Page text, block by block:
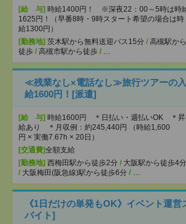
[給 与] 時給1400円！ ※深夜22：00～5時は時
1625円！（早番8時・9時スタート希望の場合は時
給1300円）
[勤務地] 茨木駅から無料送迎バス15分 / 高槻駅から
徒歩 / 高槻市駅から徒歩 / …
≪残業なし×電話なし≫旅行ツアーの
給1600円！[派遣]
[給 与] 時給1600円 ＊日払い・週払いOK ＊昇
給あり ＊月収例：約245,440円 （時給1,600
円 × 実働7.67h × 20日）
[交通費]全額支給
[勤務地] 西梅田駅から徒歩2分 / 大阪駅から徒歩4分
/ 大阪梅田(阪急線)駅から徒歩6分 / …
《1日だけの単発もOK》イベント運
バイト]